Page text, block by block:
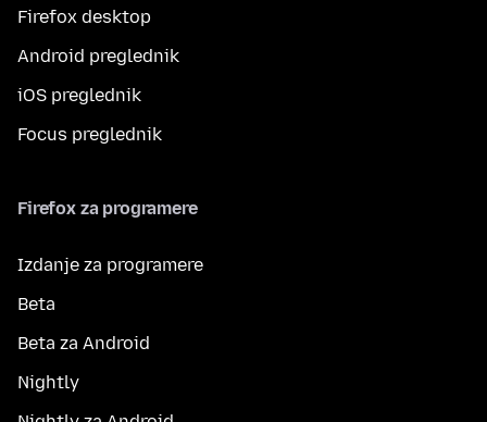
Firefox desktop
Android preglednik
iOS preglednik
Focus preglednik
Firefox za programere
Izdanje za programere
Beta
Beta za Android
Nightly